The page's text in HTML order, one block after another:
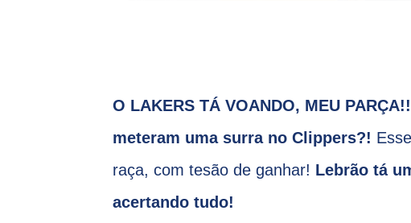
O LAKERS TÁ VOANDO, MEU
meteram uma surra no Clippers?!
raça, com tesão de ganhar! Lebrão tá
acertando tudo!